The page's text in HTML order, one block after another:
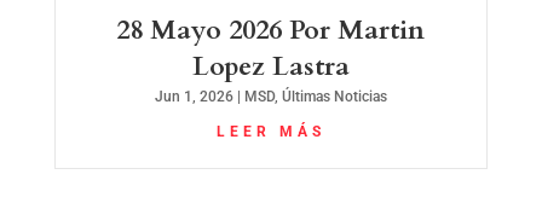
28 Mayo 2026 Por Martin
Lopez Lastra
Jun 1, 2026| MSD, Últimas Noticias
LEER MÁS